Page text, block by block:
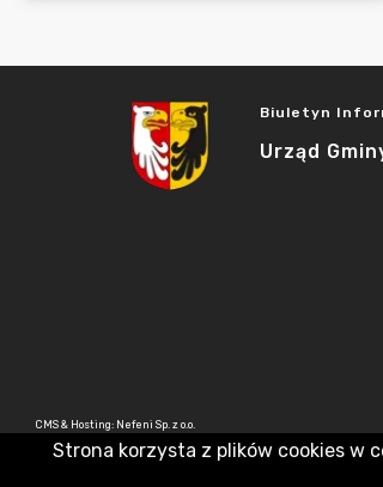
Biuletyn
Urząd
CMS & Hosting: Nefeni Sp. z o.o.
Strona korzysta z plików cookies w